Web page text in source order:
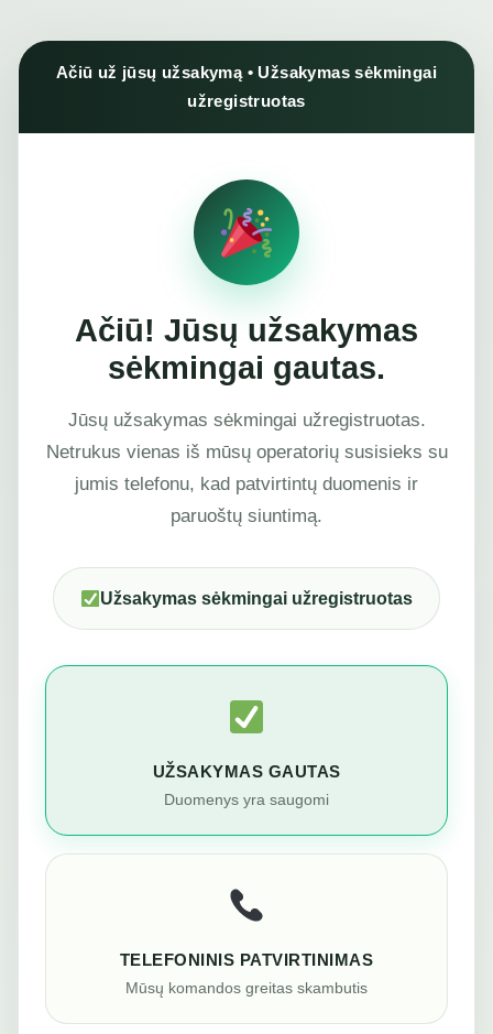
Ačiū už jūsų užsakymą • Užsakymas sėkmingai
užregistruotas
Ačiū! Jūsų užsakymas
sėkmingai gautas.
Jūsų užsakymas sėkmingai užregistruotas.
Netrukus vienas iš mūsų operatorių susisieks su
jumis telefonu, kad patvirtintų duomenis ir
paruoštų siuntimą.
Užsakymas sėkmingai užregistruotas
UŽSAKYMAS GAUTAS
Duomenys yra saugomi
TELEFONINIS PATVIRTINIMAS
Mūsų komandos greitas skambutis